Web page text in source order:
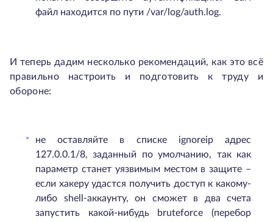
файл находится по пути /var/log/auth.log.
И теперь дадим несколько рекомендаций, как это всё
правильно настроить и подготовить к труду и
обороне:
не оставляйте в списке ignoreip адрес
127.0.0.1/8, заданный по умолчанию, так как
параметр станет уязвимым местом в защите –
если хакеру удастся получить доступ к какому-
либо shell-аккаунту, он сможет в два счета
запустить какой-нибудь bruteforce (перебор